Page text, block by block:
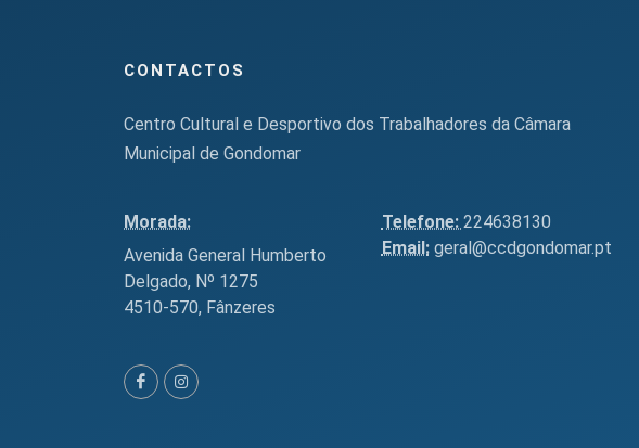
CONTACTOS
Centro Cultural e Desportivo dos Trabalhadores da Câmara
Municipal de Gondomar
Morada:
Avenida General Humberto
Delgado, Nº 1275
4510-570, Fânzeres
Telefone: 224638130
Email:geral@ccdgondomar.pt